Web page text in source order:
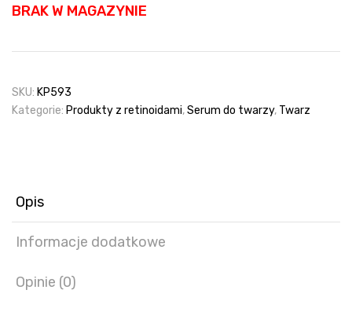
BRAK W MAGAZYNIE
SKU: KP593
Kategorie: Produkty z retinoidami,Serum do twarzy, Twarz
Opis
Informacje dodatkowe
Opinie (0)